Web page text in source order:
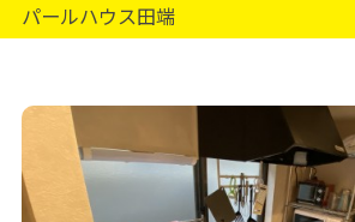
パールハウス田端